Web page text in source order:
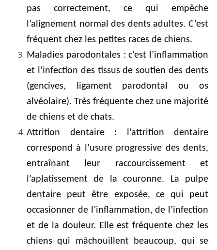
pas correctement, ce qui empêche
l’alignement normal des dents adultes. C’est
fréquent chez les petites races de chiens.
Maladies parodontales : c’est l’inflammation
et l’infection des tissus de soutien des dents
(gencives, ligament parodontal ou os
alvéolaire). Très fréquente chez une majorité
de chiens et de chats.
Attrition dentaire : l’attrition dentaire
correspond à l’usure progressive des dents,
entraînant leur raccourcissement et
l’aplatissement de la couronne. La pulpe
dentaire peut être exposée, ce qui peut
occasionner de l’inflammation, de l’infection
et de la douleur. Elle est fréquente chez les
chiens qui mâchouillent beaucoup, qui se